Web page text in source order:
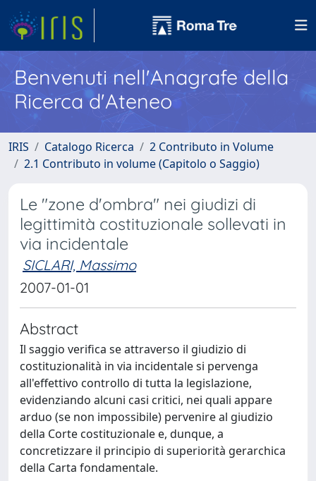
Benvenuti nell'Anagrafe della
Ricerca d'Ateneo
IRIS Catalogo Ricerca
2 Contributo in Volume
2.1 Contributo in volume (Capitolo o Saggio)
Le "zone d'ombra" nei giudizi di
legittimità costituzionale sollevati in
via incidentale
SICLARI, Massimo
2007-01-01
Abstract
Il saggio verifica se attraverso il giudizio di
costituzionalità in via incidentale si pervenga
all'effettivo controllo di tutta la legislazione,
evidenziando alcuni casi critici, nei quali appare
arduo (se non impossibile) pervenire al giudizio
della Corte costituzionale e, dunque, a
concretizzare il principio di superiorità gerarchica
della Carta fondamentale.